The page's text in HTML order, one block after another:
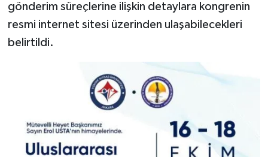
gönderim süreçlerine ilişkin detaylara kongrenin
resmi internet sitesi üzerinden ulaşabilecekleri
belirtildi.